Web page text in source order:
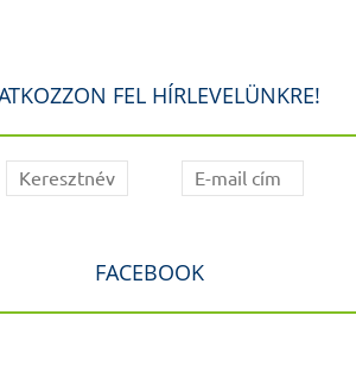
FEL HÍRLEVELÜNKRE!
FACEBOOK